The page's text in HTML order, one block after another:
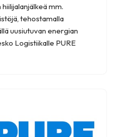
mm.
tehostamalla
uusiutuvan energian
Logistiikalle PURE